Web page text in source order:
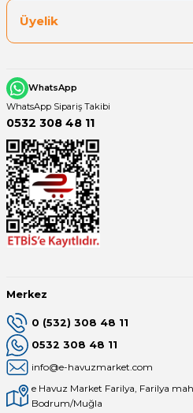
Üyelik
WhatsApp
WhatsApp Sipariş Takibi
0532 308 48 11
Merkez
0 (532) 308 48 11
0532 308 48 11
info@e-havuzmarket.com
e Havuz Market Farilya, Farilya
Bodrum/Muğla